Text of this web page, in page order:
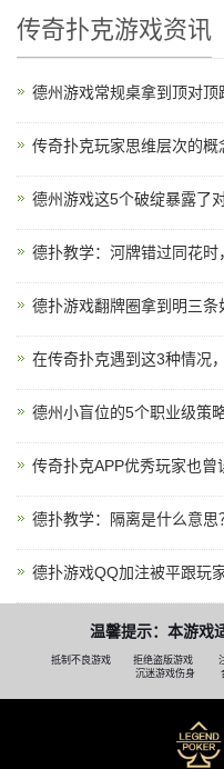
传奇扑克游戏资讯
德州游戏常规桌拿到顶对顶
传奇扑克玩家思维层次的概
德州游戏这5个破绽暴露了
德扑教学：河牌错过同花时
德扑游戏翻牌圈拿到明三条
在传奇扑克遇到这3种情况
德州小盲位的5个职业级策
传奇扑克APP优秀玩家也曾
德扑教学：隔离是什么意思
德扑游戏QQ加注被平跟玩
温馨提示：本游戏
抵制不良游戏 拒绝盗版游戏
沉迷游戏伤身